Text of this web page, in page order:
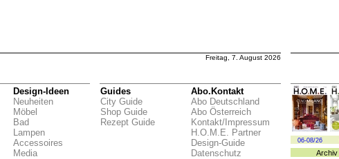
Freitag, 7. August 2026
Design-Ideen
Neuheiten
Möbel
Bad
Lampen
Accessoires
Media
Guides
City Guide
Shop Guide
Rezept Guide
Abo.Kontakt
Abo Deutschland
Abo Österreich
Kontakt/Impressum
H.O.M.E. Partner
Design-Guide
Datenschutz
06-08/26
Archiv